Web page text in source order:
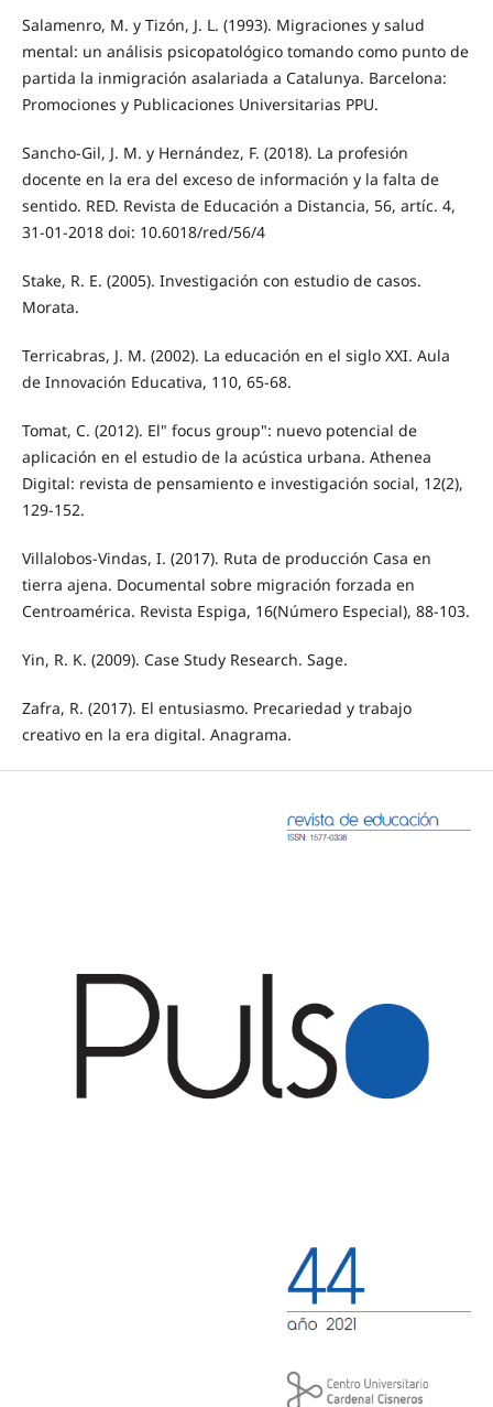
Salamenro, M. y Tizón, J. L. (1993). Migraciones y salud
mental: un análisis psicopatológico tomando como punto de
partida la inmigración asalariada a Catalunya. Barcelona:
Promociones y Publicaciones Universitarias PPU.
Sancho-Gil, J. M. y Hernández, F. (2018). La profesión
docente en la era del exceso de información y la falta de
sentido. RED. Revista de Educación a Distancia, 56, artíc. 4,
31-01-2018 doi: 10.6018/red/56/4
Stake, R. E. (2005). Investigación con estudio de casos.
Morata.
Terricabras, J. M. (2002). La educación en el siglo XXI. Aula
de Innovación Educativa, 110, 65-68.
Tomat, C. (2012). El" focus group": nuevo potencial de
aplicación en el estudio de la acústica urbana. Athenea
Digital: revista de pensamiento e investigación social, 12(2),
129-152.
Villalobos-Vindas, I. (2017). Ruta de producción Casa en
tierra ajena. Documental sobre migración forzada en
Centroamérica. Revista Espiga, 16(Número Especial), 88-103.
Yin, R. K. (2009). Case Study Research. Sage.
Zafra, R. (2017). El entusiasmo. Precariedad y trabajo
creativo en la era digital. Anagrama.